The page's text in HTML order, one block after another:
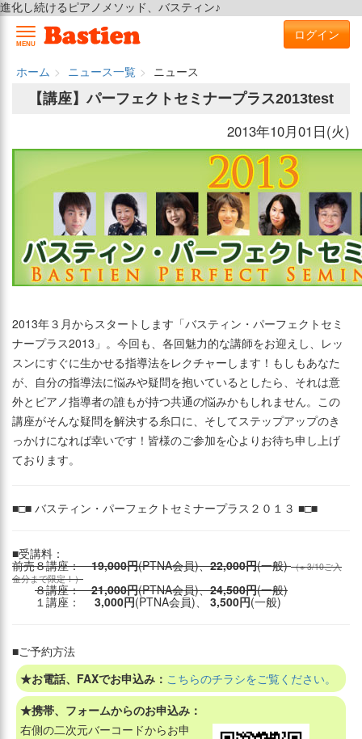
進化し続けるピアノメソッド、バスティン♪
MENU
ログイン
ホーム ニュース一覧
ニュース
【講座】パーフェクトセミナープラス2013test
2013年10月01日(火)
2013年３月からスタートします「バスティン・パーフェクトセミ
ナープラス2013」。今回も、各回魅力的な講師をお迎えし、レッ
スンにすぐに生かせる指導法をレクチャーします！もしもあなた
が、自分の指導法に悩みや疑問を抱いているとしたら、それは意
外とピアノ指導者の誰もが持つ共通の悩みかもしれません。この
講座がそんな疑問を解決する糸口に、そしてステップアップのき
っかけになれば幸いです！皆様のご参加を心よりお待ち申し上げ
ております。
■□■ バスティン・パーフェクトセミナープラス２０１３ ■□■
■受講料：
前売８講座：19,000円(PTNA会員)、22,000円(一般)（※ 3/10ご入
金分まで限定！）
８講座：21,000円(PTNA会員)、24,500円(一般)
１講座： 3,000円(PTNA会員)、 3,500円(一般)
■ご予約方法
★お電話、FAXでお申込み： こちらのチラシをご覧ください。
★携帯、フォームからのお申込み：
右側の二次元バーコードからお申